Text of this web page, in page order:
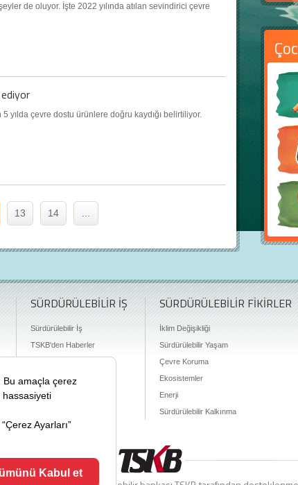
de oluyor. İşte 2022 yılında atılan sevindirici çevre
yılda çevre dostu ürünlere doğru kaydığı belirtiliyor.
13 14
SÜRDÜRÜLEBİLİR İŞ
Sürdürülebilir İş
TSKB'den Haberler
SÜRDÜRÜLEBİLİR FİKİRLER
İklim Değişikliği
Sürdürülebilir Yaşam
Çevre Koruma
Ekosistemler
Enerji
Sürdürülebilir Kalkınma